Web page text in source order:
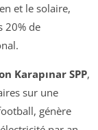
et le solaire,
20% de
Karapınar SPP,
sur une
génère